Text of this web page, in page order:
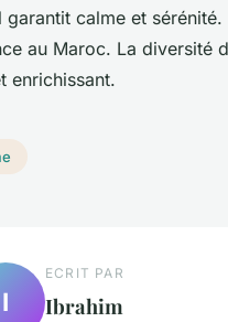
garantit calme et
au Maroc. La diversité
enrichissant.
I
ECRIT PAR
Ibrahim